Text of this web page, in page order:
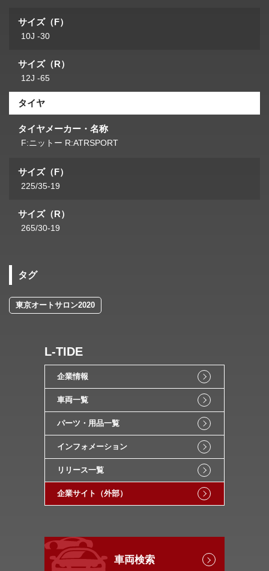
サイズ（F）
10J -30
サイズ（R）
12J -65
タイヤ
タイヤメーカー・名称
F:ニットー R:ATRSPORT
サイズ（F）
225/35-19
サイズ（R）
265/30-19
タグ
東京オートサロン2020
L-TIDE
企業情報
車両一覧
パーツ・用品一覧
インフォメーション
リリース一覧
企業サイト（外部）
車両検索